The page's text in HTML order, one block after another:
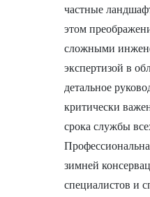
частные
этом
сложными
экспертизой в
детальное
критически
срока службы
зимней
специалистов и